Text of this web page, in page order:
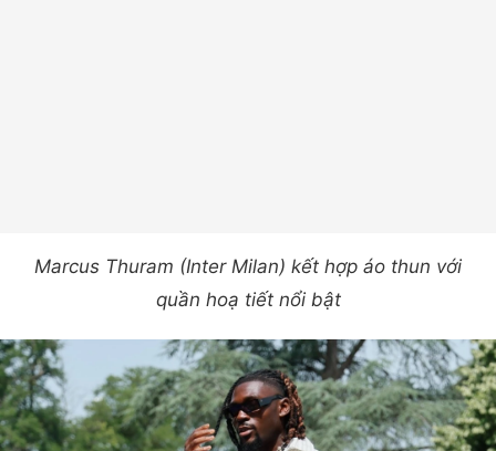
Marcus Thuram (Inter Milan) kết hợp áo thun với
quần hoạ tiết nổi bật